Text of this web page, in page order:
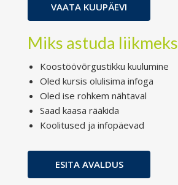
VAATA KUUPÄEVI
Miks astuda liikmeks
Koostöövõrgustikku kuulumine
Oled kursis olulisima infoga
Oled ise rohkem nähtaval
Saad kaasa rääkida
Koolitused ja infopäevad
ESITA AVALDUS